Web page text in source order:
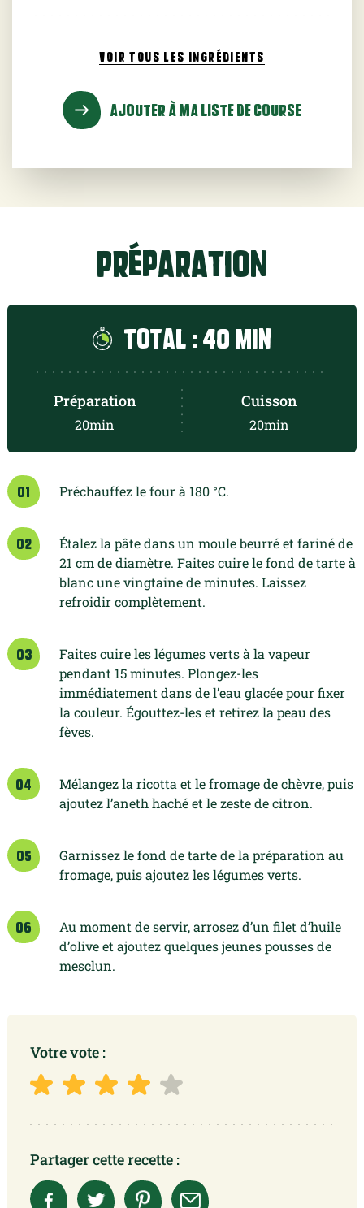
le zeste d'un citron
une poignée de jeunes pousses
sel et poivre du moulin
VOIR TOUS LES INGRÉDIENTS
AJOUTER À MA LISTE DE COURSE
Préparation
Total : 40 min
Préparation
20min
Cuisson
20min
01 Préchauffez le four à 180 °C.
02
Étalez la pâte dans un moule beurré et fariné de
21 cm de diamètre. Faites cuire le fond de tarte à
blanc une vingtaine de minutes. Laissez
refroidir complètement.
03
Faites cuire les légumes verts à la vapeur
pendant 15 minutes. Plongez-les
immédiatement dans de l’eau glacée pour fixer
la couleur. Égouttez-les et retirez la peau des
fèves.
04
Mélangez la ricotta et le fromage de chèvre, puis
ajoutez l’aneth haché et le zeste de citron.
05
Garnissez le fond de tarte de la préparation au
fromage, puis ajoutez les légumes verts.
06
Au moment de servir, arrosez d’un filet d’huile
d’olive et ajoutez quelques jeunes pousses de
mesclun.
Votre vote :
Partager cette recette :